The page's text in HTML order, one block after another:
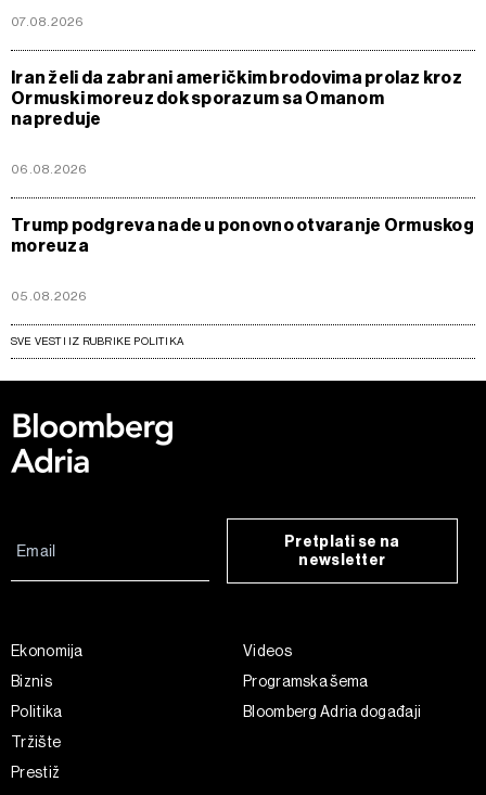
07.08.2026
Iran želi da zabrani američkim brodovima prolaz kroz
Ormuski moreuz dok sporazum sa Omanom
napreduje
06.08.2026
Trump podgreva nade u ponovno otvaranje Ormuskog
moreuza
05.08.2026
SVE VESTI IZ RUBRIKE POLITIKA
Pretplati se na
newsletter
Ekonomija
Biznis
Politika
Tržište
Prestiž
Videos
Programska šema
Bloomberg Adria događaji